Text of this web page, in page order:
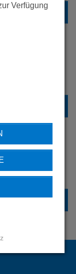
Verfügung